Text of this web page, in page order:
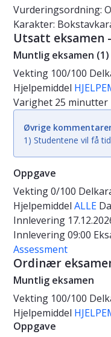
Vurderingsordning:
Karakter:
Utsatt eksamen
Muntlig eksamen (1)
Vekting 100/100
Hjelpemiddel
Varighet 25 minutter
Øvrige
1) Studentene vil få
Oppgave
Vekting0/100
Hjelpemiddel ALLE
Innlevering
Innlevering 09:00
Assessment
Ordinær
Muntlig eksamen
Vekting 100/100
Hjelpemiddel
Oppgave